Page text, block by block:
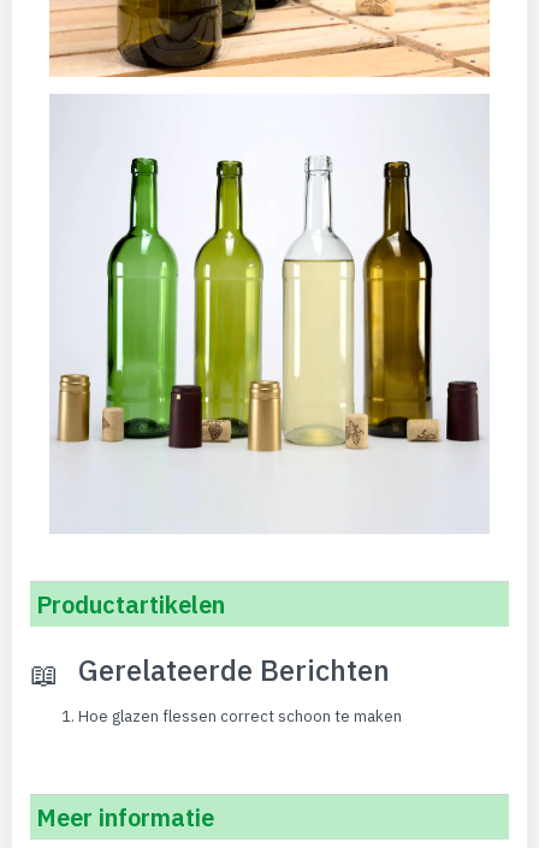
Productartikelen
Gerelateerde Berichten
Hoe glazen flessen correct schoon te maken
Meer informatie